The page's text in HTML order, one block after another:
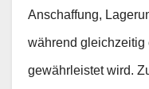
Anschaffung,
während gleichzeitig
gewährleistet wird.